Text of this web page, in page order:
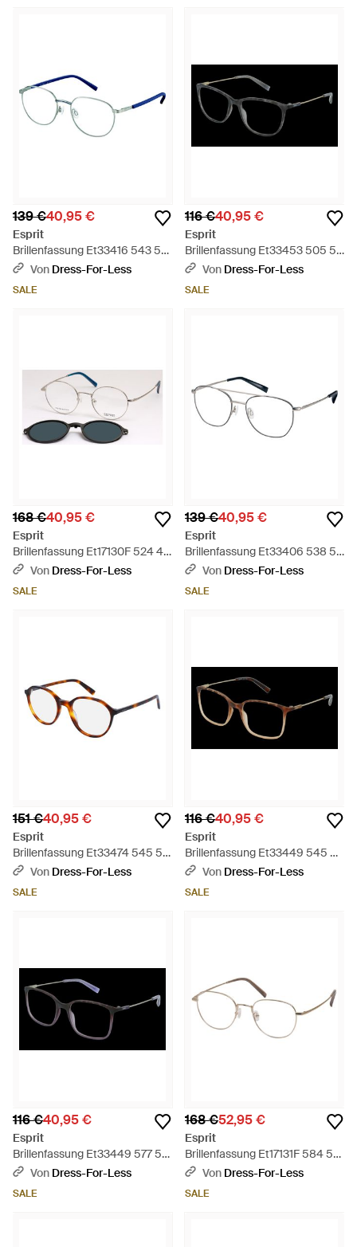
139 €40,95 €
Esprit
Brillenfassung Et33416 543 50
- Schwarz
Von Dress-For-Less
SALE
116 €40,95 €
Esprit
Brillenfassung Et33453 505 53
- Schwarz
Von Dress-For-Less
SALE
168 €40,95 €
Esprit
Brillenfassung Et17130F 524 49
- Schwarz
Von Dress-For-Less
SALE
139 €40,95 €
Esprit
Brillenfassung Et33406 538 52
- Schwarz
Von Dress-For-Less
SALE
151 €40,95 €
Esprit
Brillenfassung Et33474 545 51
- Schwarz
Von Dress-For-Less
SALE
116 €40,95 €
Esprit
Brillenfassung Et33449 545 52
- Schwarz
Von Dress-For-Less
SALE
116 €40,95 €
Esprit
Brillenfassung Et33449 577 52
- Schwarz
Von Dress-For-Less
SALE
168 €52,95 €
Esprit
Brillenfassung Et17131F 584 51 -
Schwarz
Von Dress-For-Less
SALE